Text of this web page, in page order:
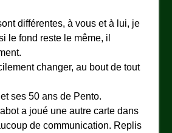
différentes, à vous et à lui, je
le fond reste le même, il
changer, au bout de tout
ses 50 ans de Pento.
a joué une autre carte dans
de communication. Replis